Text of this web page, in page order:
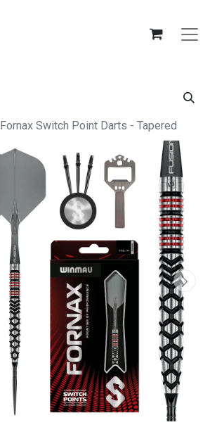
Fornax Switch Point Darts - Tapered